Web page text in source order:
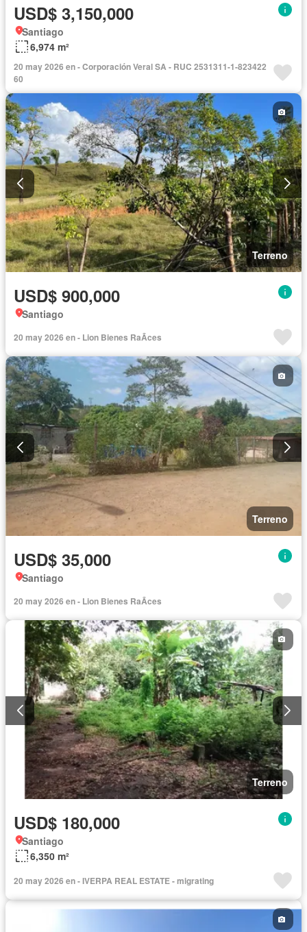
USD$ 3,150,000
Santiago
6,974 m²
20 may 2026 en - Corporación Veral SA - RUC 2531311-1-823422
60
Terreno
USD$ 900,000
Santiago
20 may 2026 en - Lion Bienes RaÃ­ces
Terreno
USD$ 35,000
Santiago
20 may 2026 en - Lion Bienes RaÃ­ces
Terreno
USD$ 180,000
Santiago
6,350 m²
20 may 2026 en - IVERPA REAL ESTATE - migrating